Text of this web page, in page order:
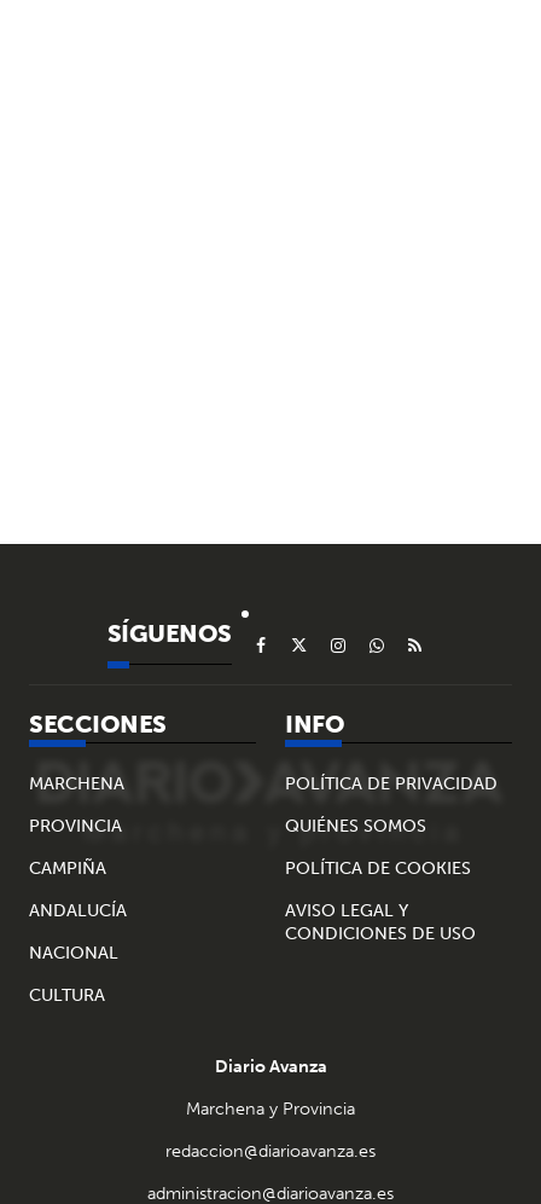
SÍGUENOS
SECCIONES
MARCHENA
PROVINCIA
CAMPIÑA
ANDALUCÍA
NACIONAL
CULTURA
INFO
POLÍTICA DE PRIVACIDAD
QUIÉNES SOMOS
POLÍTICA DE COOKIES
AVISO LEGAL Y
CONDICIONES DE USO
Diario Avanza
Marchena y Provincia
redaccion@diarioavanza.es
administracion@diarioavanza.es